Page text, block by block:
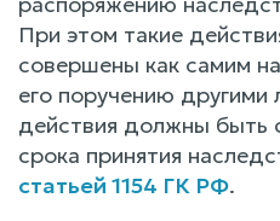
При этом такие
совершены как самим
его поручению другими
действия должны быть
срока принятия
статьей 1154 ГК РФ.